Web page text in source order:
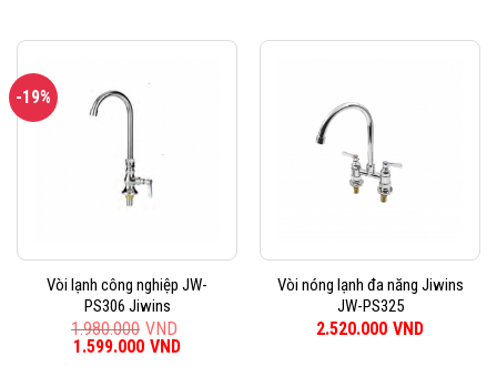
3.200.000VND. là:
1.900.000VND. là:
-19%
Vòi lạnh công nghiệp JW-
PS306 Jiwins
1.980.000 VND
Giá
1.599.000 VND
Vòi nóng lạnh đa năng Jiwins
JW-PS325
2.520.000 VND